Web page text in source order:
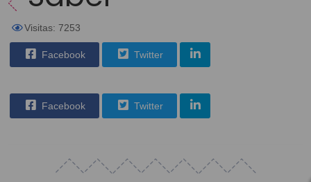
Visitas: 7253
Facebook Twitter
Facebook Twitter